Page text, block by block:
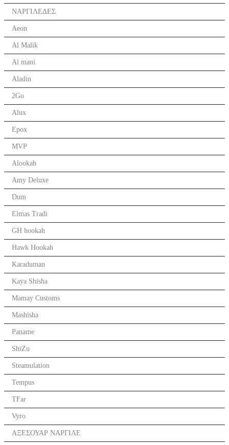
ΝΑΡΓΙΛΕΔΕΣ
Aeon
Al Malik
Al mani
Aladin
2Go
Alux
Epox
MVP
Alookah
Amy Deluxe
Dum
Elmas Tradi
GH hookah
Hawk Hookah
Karaduman
Kaya Shisha
Mamay Customs
Mashisha
Paname
ShiZu
Steamulation
Tempus
TFar
Vyro
ΑΞΕΣΟΥΑΡ ΝΑΡΓΙΛΕ